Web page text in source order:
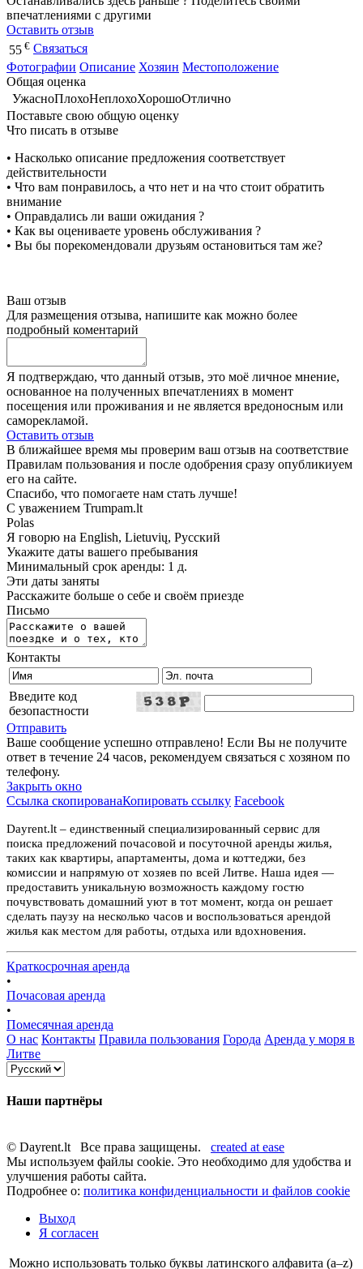
впечатлениями с другими
Оставить отзыв
55 € Связаться
Фотографии Описание Хозяин Местоположение
Общая оценка
УжасноПлохоНеплохоХорошоОтлично
Поставьте свою общую оценку
Что писать в отзыве
• Насколько описание предложения соответствует
действительности
• Что вам понравилось, а что нет и на что стоит обратить
внимание
• Оправдались ли ваши ожидания ?
• Как вы оцениваете уровень обслуживания ?
• Вы бы порекомендовали друзьям остановиться там же?
Ваш отзыв
Для размещения отзыва, напишите как можно более
подробный коментарий
Я подтверждаю, что данный отзыв, это моё личное мнение,
основанное на полученных впечатлениях в момент
посещения или проживания и не является вредоносным или
саморекламой.
Оставить отзыв
В ближайшее время мы проверим ваш отзыв на соответствие
Правилам пользования и после одобрения сразу опубликиуем
его на сайте.
Спасибо, что помогаете нам стать лучше!
С уважением Trumpam.lt
Polas
Я говорю на English, Lietuvių, Русский
Укажите даты вашего пребывания
Минимальный срок аренды: 1 д.
Эти даты заняты
Расскажите больше о себе и своём приезде
Письмо
Контакты
Введите код
безопастности
Отправить
Ваше сообщение успешно отправлено! Если Вы не получите
ответ в течение 24 часов, рекомендуем связаться с хозяном по
телефону.
Закрыть окно
Ссылка скопированаКопировать ссылку Facebook
Dayrent.lt – единственный специализированный сервис для
поиска предложений почасовой и посуточной аренды жилья,
таких как квартиры, апартаменты, дома и коттеджи, без
комиссии и напрямую от хозяев по всей Литве. Наша идея —
предоставить уникальную возможность каждому гостю
почувствовать домашний уют в тот момент, когда он решает
сделать паузу на несколько часов и воспользоваться арендой
жилья как местом для работы, отдыха или вдохновения.
Краткосрочная аренда
•
Почасовая аренда
•
Помесячная аренда
О нас Контакты Правила пользования Города Аренда у моря в
Литве
Наши партнёры
© Dayrent.lt Все права защищены. created at ease
Мы используем файлы cookie. Это необходимо для удобства и
улучшения работы сайта.
Подробнее о: политика конфиденциальности и файлов cookie
Выход
Я согласен
Можно использовать только буквы латинского алфавита (a–z)